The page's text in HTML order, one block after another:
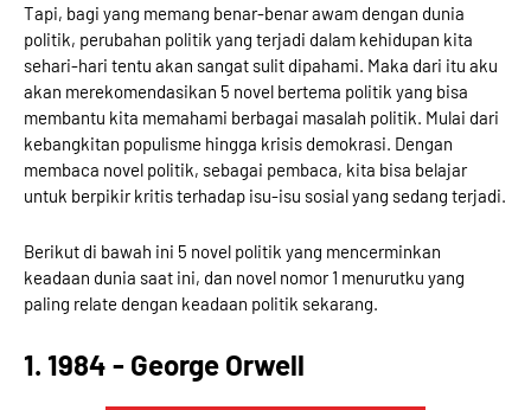
Tapi, bagi yang memang benar-benar awam dengan dunia
politik, perubahan politik yang terjadi dalam kehidupan kita
sehari-hari tentu akan sangat sulit dipahami. Maka dari itu aku
akan merekomendasikan 5 novel bertema politik yang bisa
membantu kita memahami berbagai masalah politik. Mulai dari
kebangkitan populisme hingga krisis demokrasi. Dengan
membaca novel politik, sebagai pembaca, kita bisa belajar
untuk berpikir kritis terhadap isu-isu sosial yang sedang terjadi.
Berikut di bawah ini 5 novel politik yang mencerminkan
keadaan dunia saat ini, dan novel nomor 1 menurutku yang
paling relate dengan keadaan politik sekarang.
1. 1984 - George Orwell